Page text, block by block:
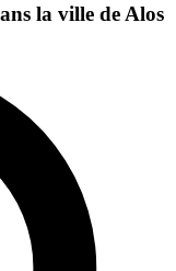
la ville de Alos